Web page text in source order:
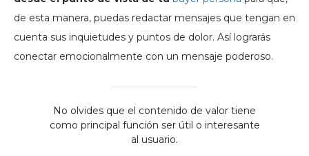
de esta manera, puedas redactar mensajes que tengan en
cuenta sus inquietudes y puntos de dolor. Así lograrás
conectar emocionalmente con un mensaje poderoso.
No olvides que el contenido de valor tiene
como principal función ser útil o interesante
al usuario.